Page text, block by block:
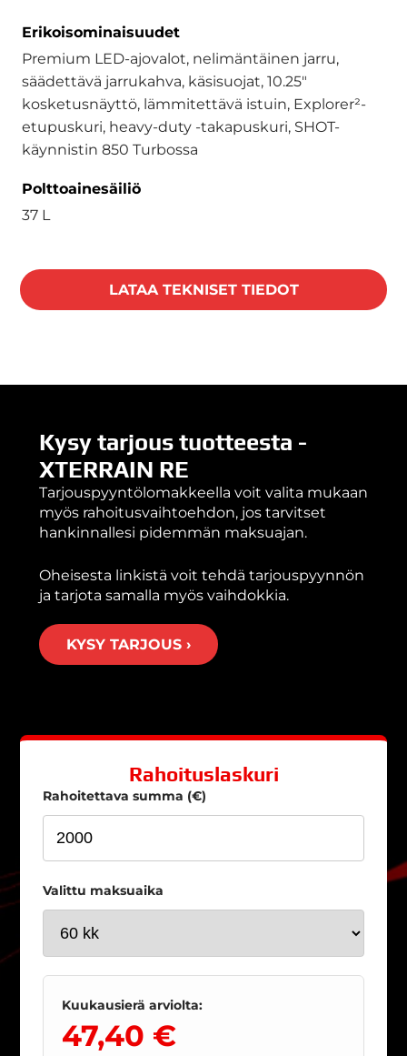
Erikoisominaisuudet
Premium LED-ajovalot, nelimäntäinen jarru,
säädettävä jarrukahva, käsisuojat, 10.25"
kosketusnäyttö, lämmitettävä istuin, Explorer²-
etupuskuri, heavy-duty -takapuskuri, SHOT-
käynnistin 850 Turbossa
Polttoainesäiliö
37 L
LATAA TEKNISET TIEDOT
Kysy tarjous tuotteesta -
XTERRAIN RE
Tarjouspyyntölomakkeella voit valita mukaan
myös rahoitusvaihtoehdon, jos tarvitset
hankinnallesi pidemmän maksuajan.
Oheisesta linkistä voit tehdä tarjouspyynnön
ja tarjota samalla myös vaihdokkia.
KYSY TARJOUS ›
Rahoituslaskuri
Rahoitettava summa (€)
Valittu maksuaika
Kuukausierä arviolta:
47,40 €